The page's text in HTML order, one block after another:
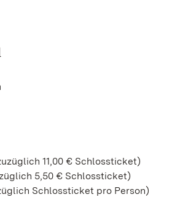
11,00 € Schlossticket)
5,50 € Schlossticket)
Schlossticket pro Person)